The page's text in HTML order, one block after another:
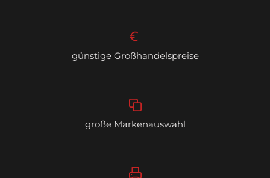
günstige Großhandelspreise
große Markenauswahl